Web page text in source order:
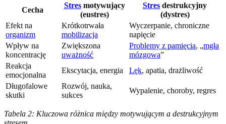
Cecha
Stresmotywujący
(eustres)
Stres destrukcyjny
(dystres)
Efekt na
organizm
Krótkotrwała
mobilizacja
Wyczerpanie, chroniczne
napięcie
Wpływ na
koncentrację
Zwiększona
uważność
Problemy z pamięcią, „mgła
mózgowa”
Reakcja
emocjonalna
Ekscytacja, energia Lęk, apatia, drażliwość
Długofalowe
skutki
Rozwój, nauka,
sukces
Wypalenie, choroby, regres
Tabela 2: Kluczowa różnica między motywującym a destrukcyjnym